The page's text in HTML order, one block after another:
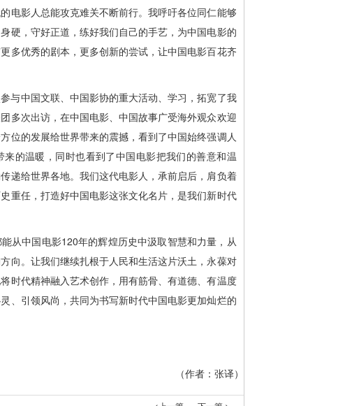
电影人总能攻克难关不断前行。我呼吁各位同仁能够
硬，守好正道，练好我们自己的手艺，为中国电影的
多优秀的剧本，更多创新的尝试，让中国电影百花齐
与中国文联、中国影协的重大活动、学习，拓宽了我
多次出访，在中国电影、中国故事广受海外观众欢迎
位的发展给世界带来的震撼，看到了中国始终强调人
的温暖，同时也看到了中国电影把我们的善意和温
递给世界各地。我们这代电影人，承前启后，肩负着
重任，打造好中国电影这张文化名片，是我们新时代
从中国电影120年的辉煌历史中汲取智慧和力量，从
向。让我们继续扎根于人民和生活这片沃土，永葆对
时代精神融入艺术创作，用有筋骨、有道德、有温度
、引领风尚，共同为书写新时代中国电影更加灿烂的
（作者： 张译）